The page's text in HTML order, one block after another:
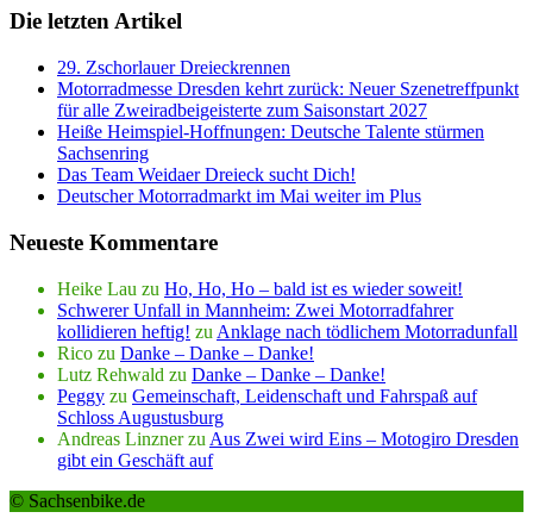
Die letzten Artikel
29. Zschorlauer Dreieckrennen
Motorradmesse Dresden kehrt zurück: Neuer Szenetreffpunkt
für alle Zweiradbeigeisterte zum Saisonstart 2027
Heiße Heimspiel-Hoffnungen: Deutsche Talente stürmen
Sachsenring
Das Team Weidaer Dreieck sucht Dich!
Deutscher Motorradmarkt im Mai weiter im Plus
Neueste Kommentare
Heike Lau zu Ho, Ho, Ho – bald ist es wieder soweit!
Schwerer Unfall in Mannheim: Zwei Motorradfahrer
kollidieren heftig! zu Anklage nach tödlichem Motorradunfall
Rico zu Danke – Danke – Danke!
Lutz Rehwald zu Danke – Danke – Danke!
Peggy zu Gemeinschaft, Leidenschaft und Fahrspaß auf
Schloss Augustusburg
Andreas Linznerzu Aus Zwei wird Eins – Motogiro Dresden
gibt ein Geschäft auf
© Sachsenbike.de